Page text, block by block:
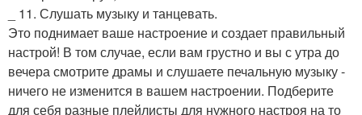
_ 11. Слушать музыку и танцевать.
Это поднимает ваше настроение и создает правильный
настрой! В том случае, если вам грустно и вы с утра до
вечера смотрите драмы и слушаете печальную музыку -
ничего не изменится в вашем настроении. Подберите
для себя разные плейлисты для нужного настроя на то